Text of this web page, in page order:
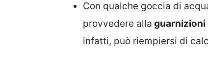
Con qualche goccia di
provvedere alla guarnizioni
infatti, può riempiersi di